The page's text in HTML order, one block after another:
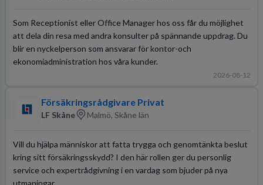
Som Receptionist eller Office Manager hos oss får du möjlighet
att dela din resa med andra konsulter på spännande uppdrag. Du
blir en nyckelperson som ansvarar för kontor-och
ekonomiadministration hos våra kunder.
2026-08-12
Försäkringsrådgivare Privat
LF Skåne Malmö, Skåne län
Vill du hjälpa människor att fatta trygga och genomtänkta beslut
kring sitt försäkringsskydd? I den här rollen ger du personlig
service och expertrådgivning i en vardag som bjuder på nya
utmaningar.